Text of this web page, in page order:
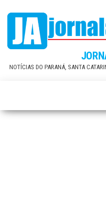
content
NOTÍCIAS DO PARANÁ, SANTA